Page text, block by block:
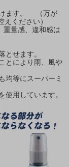
けます。 （万が
ください）
重量感、違和感は
とせます。
とにより雨、風や
均等にスーパーミ
使用しています。